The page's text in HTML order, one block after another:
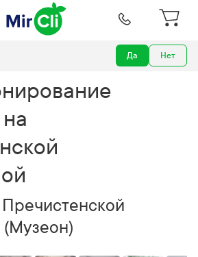
Да Нет
на Пречистенской набережной